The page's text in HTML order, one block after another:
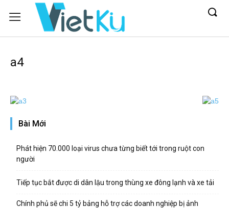
a4
Bài Mới
Phát hiện 70.000 loại virus chưa từng biết tới trong ruột con
người
Tiếp tục bắt được di dân lậu trong thùng xe đông lạnh và xe tải
Chính phủ sẽ chi 5 tỷ bảng hỗ trợ các doanh nghiệp bị ảnh